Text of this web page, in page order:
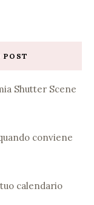
POST
Shutter Scene
conviene
calendario